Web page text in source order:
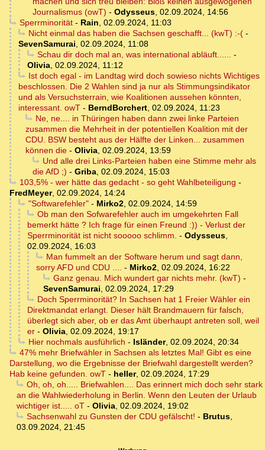
Journalismus (owT) - Odysseus, 02.09.2024, 14:56
Sperrminorität- Rain, 02.09.2024, 11:03
Nicht einmal das haben die Sachsen geschafft... (kwT) :-(-
SevenSamurai, 02.09.2024, 11:08
Schau dir doch mal an, was international abläuft...... -
Olivia, 02.09.2024, 11:12
Ist doch egal - im Landtag wird doch sowieso nichts Wichtiges
beschlossen. Die 2 Wahlen sind ja nur als Stimmungsindikator
und als Versuchsterrain, wie Koalitionen aussehen könnten,
interessant. owT - BerndBorchert, 02.09.2024, 11:23
Ne, ne.... in Thüringen haben dann zwei linke Parteien
zusammen die Mehrheit in der potentiellen Koalition mit der
CDU. BSW besteht aus der Hälfte der Linken... zusammen
können die - Olivia, 02.09.2024, 13:59
Und alle drei Links-Parteien haben eine Stimme mehr als
die AfD ;) - Griba, 02.09.2024, 15:03
103,5% - wer hätte das gedacht - so geht Wahlbeteiligung -
FredMeyer, 02.09.2024, 14:24
"Softwarefehler"- Mirko2, 02.09.2024, 14:59
Ob man den Sofwarefehler auch im umgekehrten Fall
bemerkt hätte ? Ich frage für einen Freund :)) - Verlust der
Sperrminorität ist nicht sooooo schlimm. - Odysseus,
02.09.2024, 16:03
Man fummelt an der Software herum und sagt dann,
sorry AFD und CDU .... - Mirko2, 02.09.2024, 16:22
Ganz genau. Mich wundert gar nichts mehr. (kwT) -
SevenSamurai, 02.09.2024, 17:29
Doch Sperrminorität? In Sachsen hat 1 Freier Wähler ein
Direktmandat erlangt. Dieser hält Brandmauern für falsch,
überlegt sich aber, ob er das Amt überhaupt antreten soll, weil
er - Olivia, 02.09.2024, 19:17
Hier nochmals ausführlich - Isländer, 02.09.2024, 20:34
47% mehr Briefwähler in Sachsen als letztes Mal! Gibt es eine
Darstellung, wo die Ergebnisse der Briefwahl dargestellt werden?
Hab keine gefunden. owT - heller, 02.09.2024, 17:29
Oh, oh, oh..... Briefwahlen.... Das erinnert mich doch sehr stark
an die Wahlwiederholung in Berlin. Wenn den Leuten der Urlaub
wichtiger ist..... oT - Olivia, 02.09.2024, 19:02
Sachsenwahl zu Gunsten der CDU gefälscht! - Brutus,
03.09.2024, 21:45